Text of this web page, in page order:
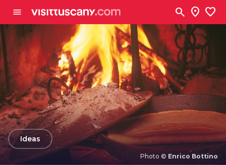
menu search location_on favorite
Photo © Enrico Bottino
arrow_backIdeas